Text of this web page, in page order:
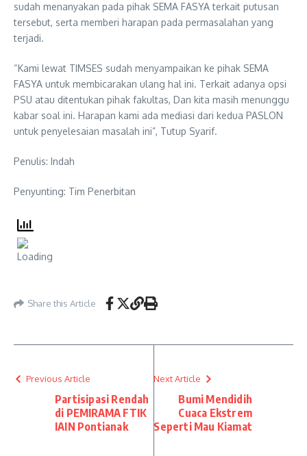
sudah menanyakan pada pihak SEMA FASYA terkait putusan
tersebut, serta memberi harapan pada permasalahan yang
terjadi.
“Kami lewat TIMSES sudah menyampaikan ke pihak SEMA
FASYA untuk membicarakan ulang hal ini. Terkait adanya opsi
PSU atau ditentukan pihak fakultas, Dan kita masih menunggu
kabar soal ini. Harapan kami ada mediasi dari kedua PASLON
untuk penyelesaian masalah ini”, Tutup Syarif.
Penulis: Indah
Penyunting: Tim Penerbitan
Share this Article
Previous Article
Partisipasi Rendah
di PEMIRAMA FTIK
IAIN Pontianak
Next Article
Bumi Mendidih
Cuaca Ekstrem
Seperti Mau Kiamat